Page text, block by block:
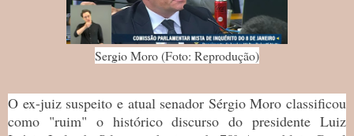
Sergio Moro (Foto: Reprodução)
O ex-juiz suspeito e atual senador Sérgio Moro classificou
como "ruim" o histórico discurso do presidente Luiz